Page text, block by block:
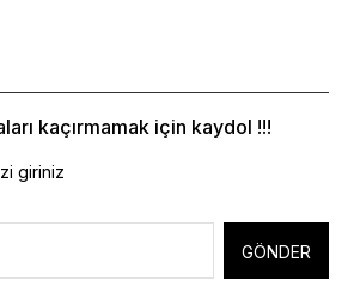
kaçırmamak için kaydol !!!
giriniz
GÖNDER